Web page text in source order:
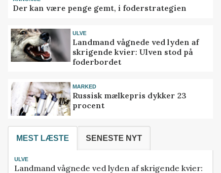
Der kan være penge gemt, i foderstrategien
ULVE
Landmand vågnede ved lyden af
skrigende kvier: Ulven stod på
foderbordet
MARKED
Russisk mælkepris dykker 23
procent
MEST LÆSTE SENESTE NYT
ULVE
Landmand vågnede ved lyden af skrigende kvier: